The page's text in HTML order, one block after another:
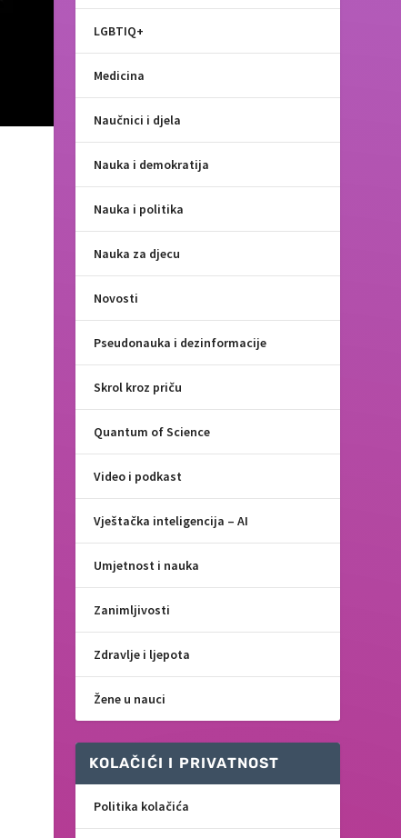
LGBTIQ+
Medicina
Naučnici i djela
Nauka i demokratija
Nauka i politika
Nauka za djecu
Novosti
Pseudonauka i dezinformacije
Skrol kroz priču
Quantum of Science
Video i podkast
Vještačka inteligencija – AI
Umjetnost i nauka
Zanimljivosti
Zdravlje i ljepota
Žene u nauci
KOLAČIĆI I PRIVATNOST
Politika kolačića